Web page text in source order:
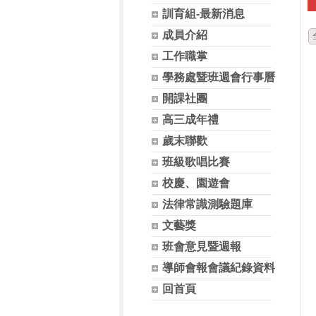
訓育組-最新消息
成員介紹
工作職掌
學務處暨班週會行事曆
開課社團
高三成年禮
歲末聯歡
班級歌唱比賽
校慶、園遊會
法律常識測驗題庫
文藝獎
班會意見暨週報
導師會報會議紀錄資料
回首頁